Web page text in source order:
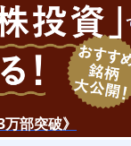
部突破》